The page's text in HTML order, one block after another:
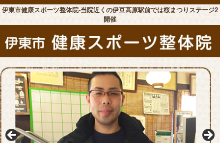
伊東市健康スポーツ整体院-当院近くの伊豆高原駅前では桜まつりステージ2
開催